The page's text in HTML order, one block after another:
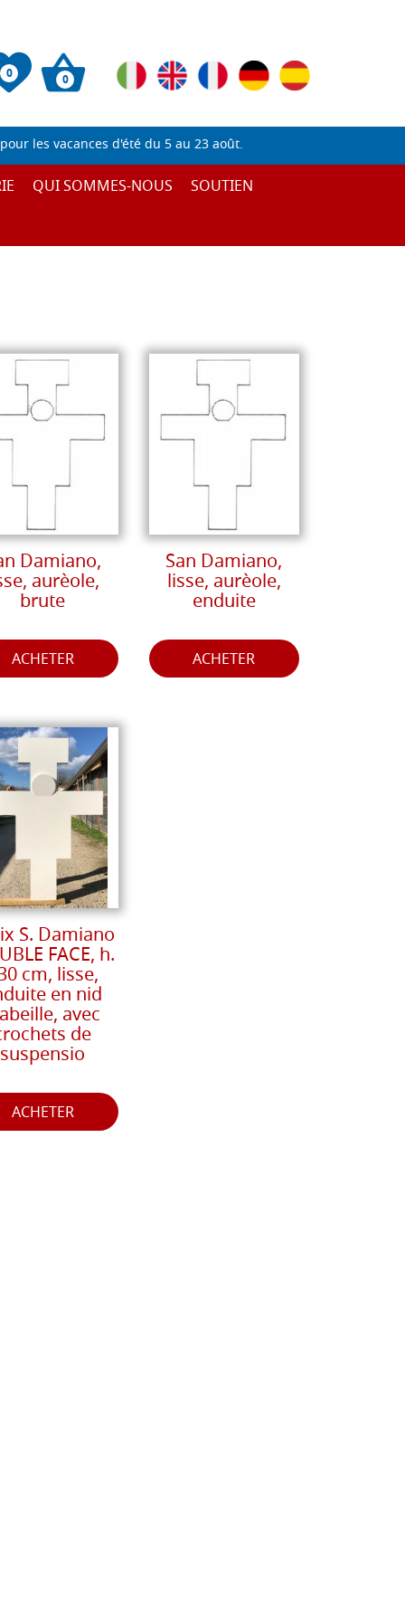
0 0
les vacances d'été du 5 au 23 août.
QUI SOMMES-NOUS SOUTIEN
Damiano,
aurèole,
brute
ACHETER
San Damiano,
lisse, aurèole,
enduite
ACHETER
S. Damiano
FACE, h.
cm, lisse,
en nid
avec
de
suspensio
ACHETER